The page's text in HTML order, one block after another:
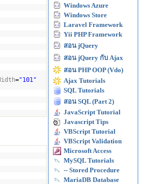
="101"
Windows Azure
Windows Store
Laravel Framework
Yii PHP Framework
สอน jQuery
สอน jQuery กับ Ajax
สอน PHP OOP (Vdo)
Ajax Tutorials
SQL Tutorials
สอน SQL (Part 2)
JavaScript Tutorial
Javascript Tips
VBScript Tutorial
VBScript Validation
Microsoft Access
MySQL Tutorials
-- Stored Procedure
MariaDB Database